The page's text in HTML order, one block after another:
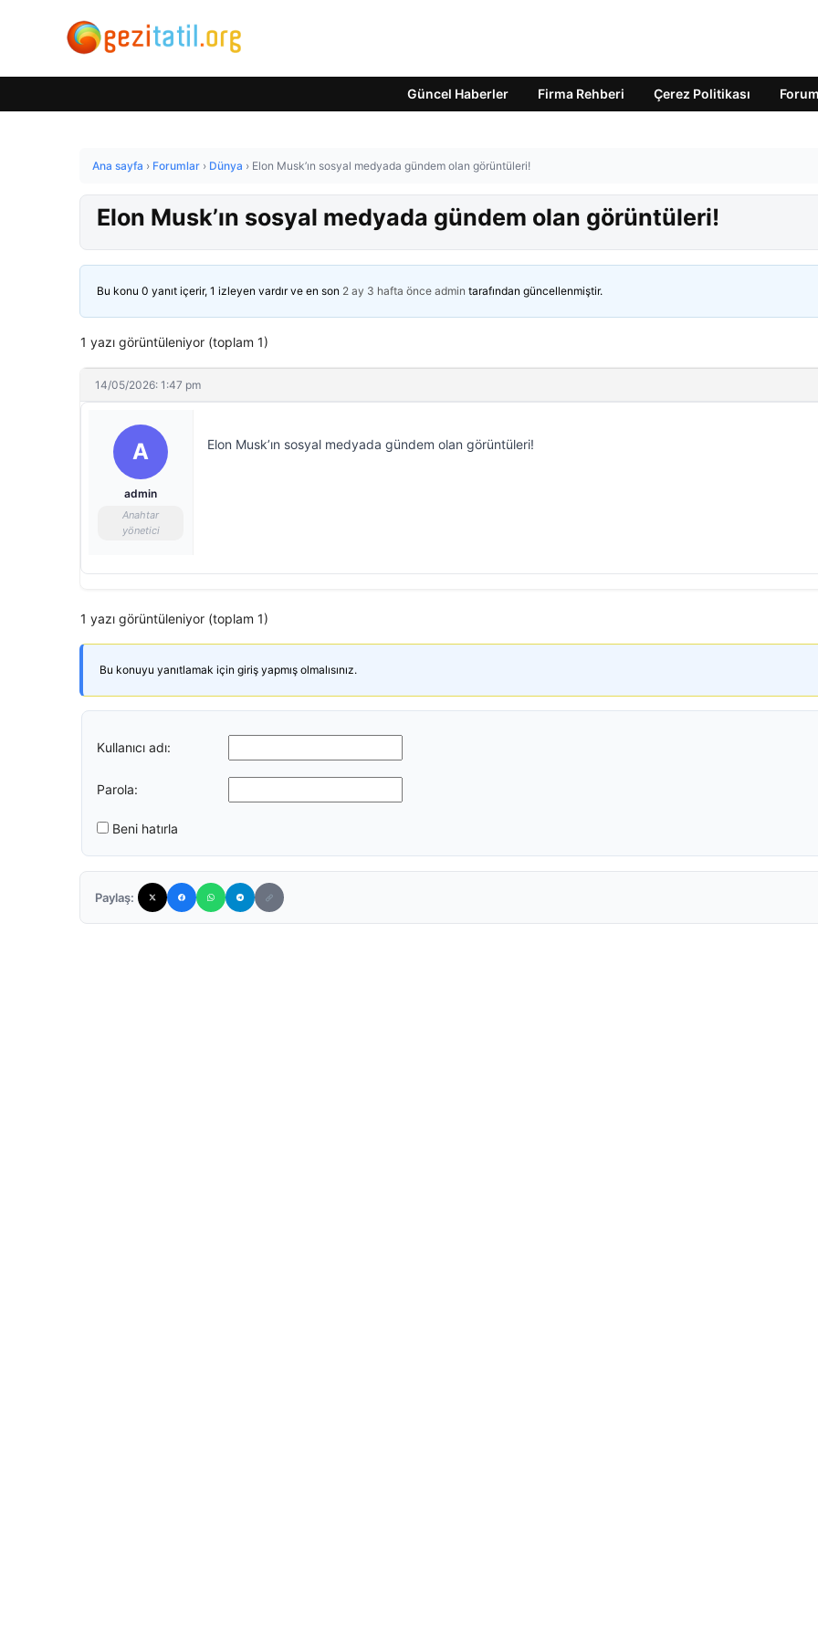
Güncel Haberler Firma Rehberi Çerez Politikası Forum
Ana sayfa › Forumlar › Dünya › Elon Musk’ın sosyal medyada gündem olan görüntüleri!
Elon Musk’ın sosyal medyada gündem olan görüntüleri!
Bu konu 0 yanıt içerir, 1 izleyen vardır ve en son 2 ay 3 hafta önce admin tarafından güncellenmiştir.
1 yazı görüntüleniyor (toplam 1)
14/05/2026: 1:47 pm
A
admin
Anahtar
yönetici
Elon Musk’ın sosyal medyada gündem olan görüntüleri!
1 yazı görüntüleniyor (toplam 1)
Bu konuyu yanıtlamak için giriş yapmış olmalısınız.
Kullanıcı adı:
Parola:
Beni hatırla
Paylaş: